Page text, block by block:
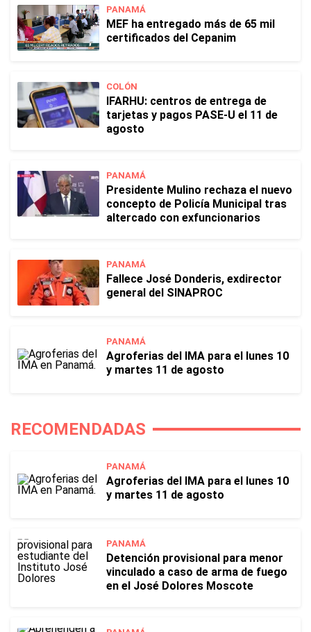
PANAMÁ
MEF ha entregado más de 65 mil
certificados del Cepanim
COLÓN
IFARHU: centros de entrega de
tarjetas y pagos PASE-U el 11 de
agosto
PANAMÁ
Presidente Mulino rechaza el nuevo
concepto de Policía Municipal tras
altercado con exfuncionarios
PANAMÁ
Fallece José Donderis, exdirector
general del SINAPROC
PANAMÁ
Agroferias del IMA para el lunes 10
y martes 11 de agosto
RECOMENDADAS
PANAMÁ
Agroferias del IMA para el lunes 10
y martes 11 de agosto
PANAMÁ
Detención provisional para menor
vinculado a caso de arma de fuego
en el José Dolores Moscote